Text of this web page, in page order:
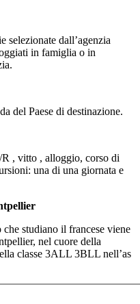
selezionate dall’agenzia
in famiglia o in
del Paese di destinazione.
, vitto , alloggio, corso di
una di una giornata e
studiano il francese viene
nel cuore della
classe 3ALL 3BLL nell’as